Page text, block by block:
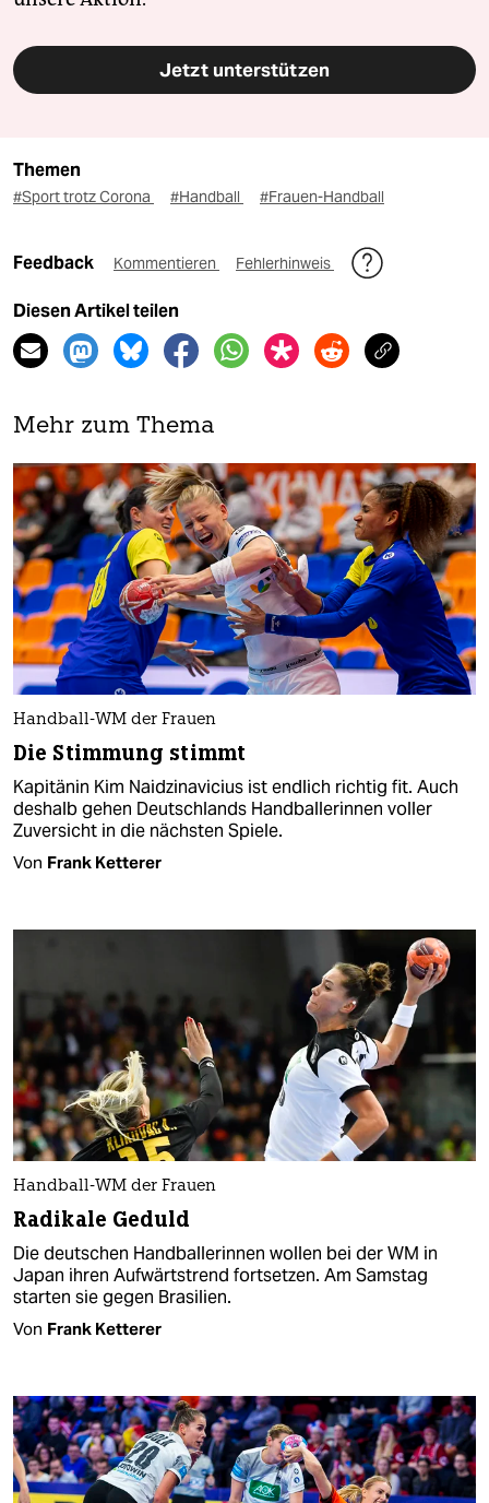
Jetzt unterstützen
Themen
#Sport trotz Corona #Handball #Frauen-Handball
Feedback Kommentieren Fehlerhinweis
Diesen Artikel teilen
Mehr zum Thema
Handball-WM der Frauen
Die Stimmung stimmt
Kapitänin Kim Naidzinavicius ist endlich richtig fit. Auch
deshalb gehen Deutschlands Handballerinnen voller
Zuversicht in die nächsten Spiele.
Von Frank Ketterer
Handball-WM der Frauen
Radikale Geduld
Die deutschen Handballerinnen wollen bei der WM in
Japan ihren Aufwärtstrend fortsetzen. Am Samstag
starten sie gegen Brasilien.
Von Frank Ketterer